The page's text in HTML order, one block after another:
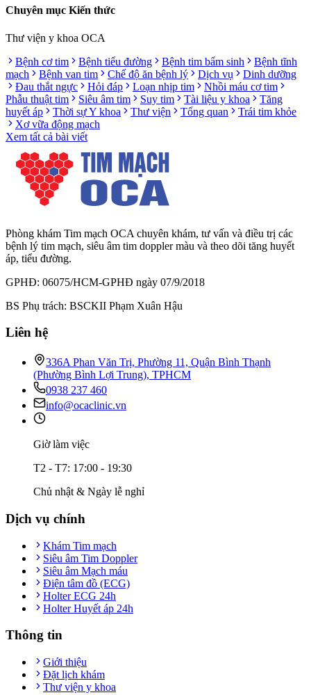
Chuyên mục Kiến thức
Thư viện y khoa OCA
Bệnh cơ tim
Bệnh tiểu đường Bệnh tim bẩm sinh
Bệnh tĩnh
mạch
Bệnh van tim Chế độ ăn bệnh lý Dịch vụ
Dinh dưỡng
Đau thắt ngực
Hỏi đáp Loạn nhịp tim
Nhồi máu cơ tim
Phẫu thuật tim
Siêu âm tim Suy tim Tài liệu y khoa
Tăng
huyết áp
Thời sự Y khoa Thư viện Tổng quan
Trái tim khỏe
Xơ vữa động mạch
Xem tất cả bài viết
Phòng khám Tim mạch OCA chuyên khám, tư vấn và điều trị các
bệnh lý tim mạch, siêu âm tim doppler màu và theo dõi tăng huyết
áp, tiểu đường.
GPHĐ: 06075/HCM-GPHĐ ngày 07/9/2018
BS Phụ trách: BSCKII Phạm Xuân Hậu
Liên hệ
336A Phan Văn Trị, Phường 11, Quận Bình Thạnh
(Phường Bình Lợi Trung), TPHCM
0938 237 460
info@ocaclinic.vn
Giờ làm việc
T2 - T7: 17:00 - 19:30
Chủ nhật & Ngày lễ nghỉ
Dịch vụ chính
Khám Tim mạch
Siêu âm Tim Doppler
Siêu âm Mạch máu
Điện tâm đồ (ECG)
Holter ECG 24h
Holter Huyết áp 24h
Thông tin
Giới thiệu
Đặt lịch khám
Thư viện y khoa